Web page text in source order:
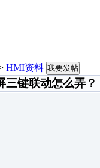
HMI资料 我要发帖
三键联动怎么弄？